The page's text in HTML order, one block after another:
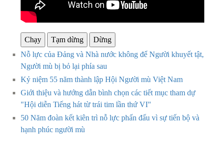
Chạy Tạm dừng
Dừng
Nỗ lực của Đảng và Nhà nước không để Người khuyết tật,
Người mù bị bỏ lại phía sau
Kỷ niệm 55 năm thành lập Hội Người mù Việt Nam
Giới thiệu và hướng dẫn bình chọn các tiết mục tham dự
"Hội diễn Tiếng hát từ trái tim lần thứ VI"
50 Năm đoàn kết kiên trì nỗ lực phấn đấu vì sự tiến bộ và
hạnh phúc người mù